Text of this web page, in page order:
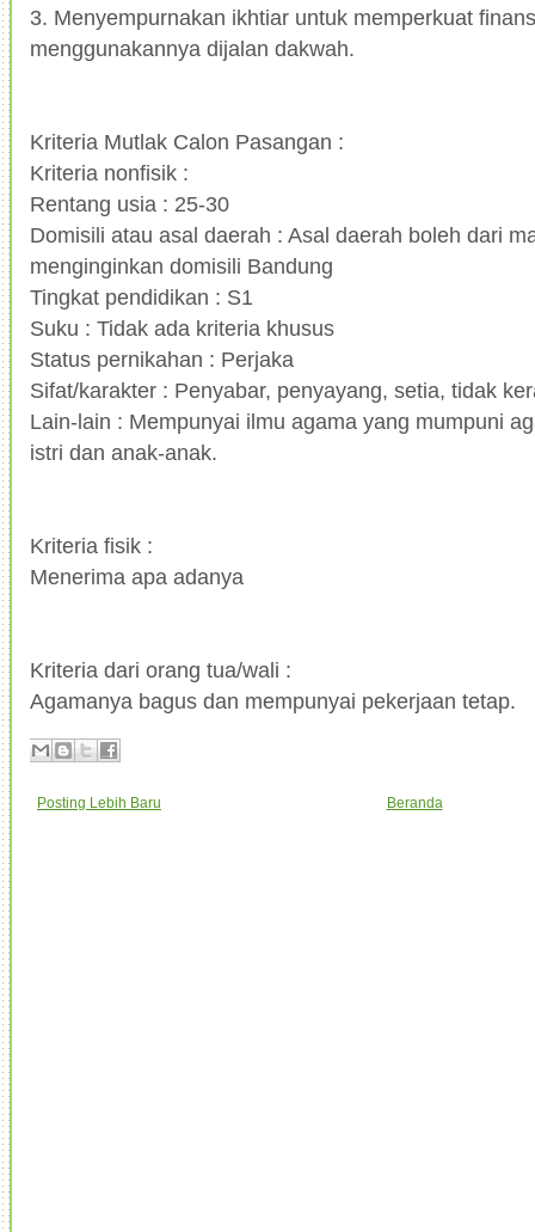
3. Menyempurnakan ikhtiar untuk memperkuat
menggunakannya dijalan dakwah.
Kriteria Mutlak Calon Pasangan :
Kriteria nonfisik :
Rentang usia : 25-30
Domisili atau asal daerah : Asal daerah boleh dari
menginginkan domisili Bandung
Tingkat pendidikan : S1
Suku : Tidak ada kriteria khusus
Status pernikahan : Perjaka
Sifat/karakter : Penyabar, penyayang, setia, tidak
Lain-lain : Mempunyai ilmu agama yang mumpuni
istri dan anak-anak.
Kriteria fisik :
Menerima apa adanya
Kriteria dari orang tua/wali :
Agamanya bagus dan mempunyai pekerjaan tetap.
Posting Lebih Baru Beranda